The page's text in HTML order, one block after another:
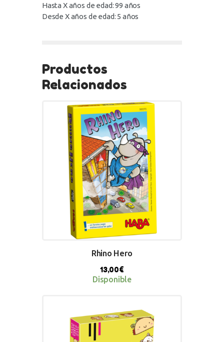
Hasta X años de edad: 99 años
Desde X años de edad: 5 años
Productos
Relacionados
Rhino Hero
13,00€
Disponible